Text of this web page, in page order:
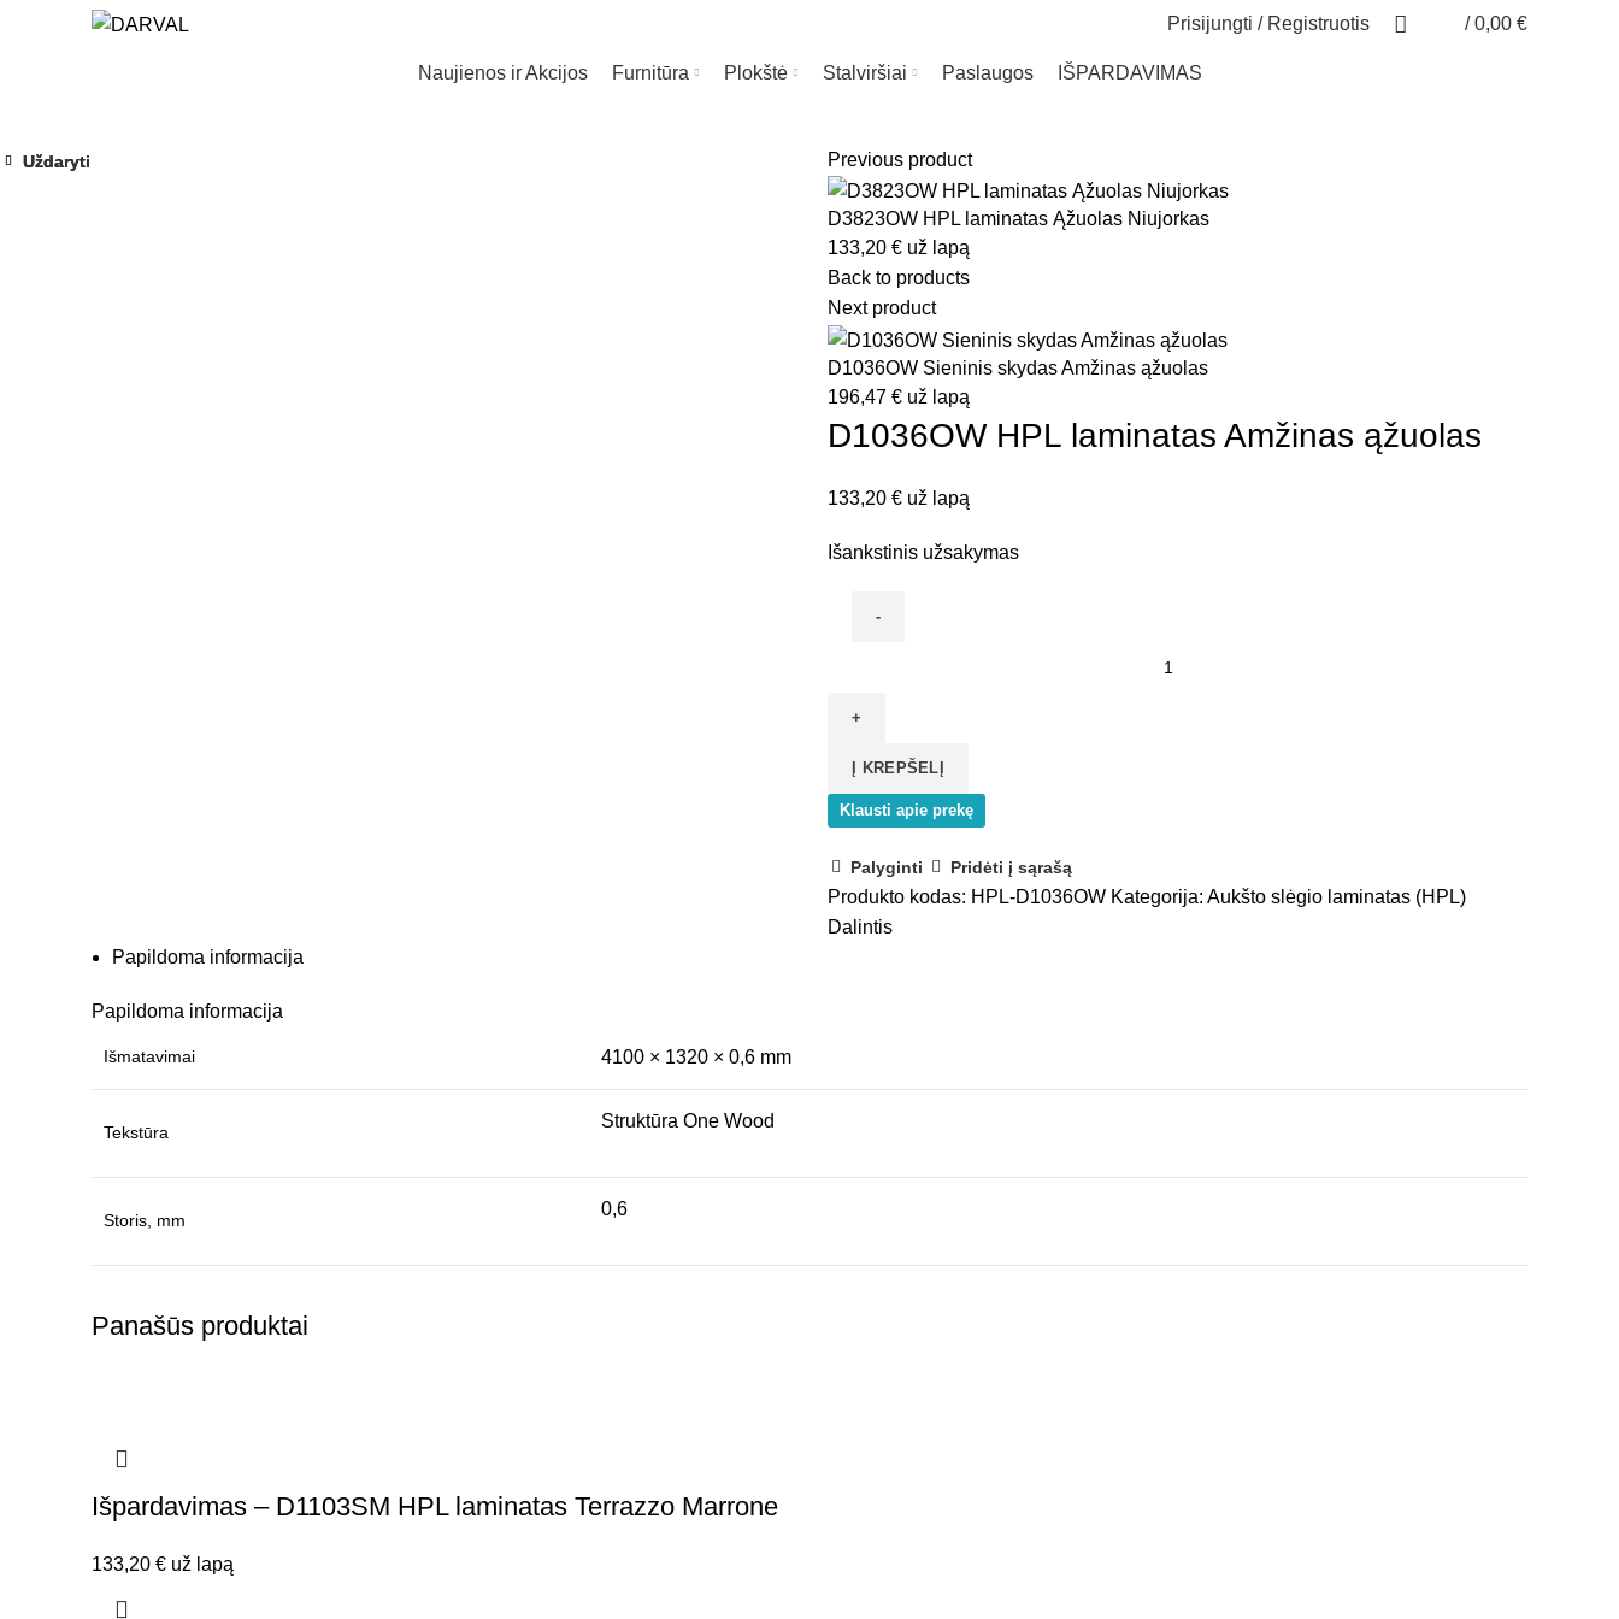
Prisijungti / Registruotis / 0,00 €
Naujienos ir Akcijos Furnitūra Plokštė Stalviršiai Paslaugos IŠPARDAVIMAS
Previous product
D3823OW HPL laminatas Ąžuolas Niujorkas
133,20 € už lapą
Back to products
Next product
D1036OW Sieninis skydas Amžinas ąžuolas
196,47 € už lapą
D1036OW HPL laminatas Amžinas ąžuolas
133,20 € už lapą
Išankstinis užsakymas
D1036OW
laminatas
Amžinas
Į KREPŠELĮ
Klausti apie prekę
Palyginti Pridėti į sąrašą
Produkto kodas: HPL-D1036OW Kategorija: Aukšto slėgio laminatas (HPL)
Dalintis
Papildoma informacija
Papildoma informacija
Išmatavimai 4100 × 1320 × 0,6 mm
Tekstūra
Struktūra One Wood
Storis, mm
0,6
Panašūs produktai
Uždaryti
Išpardavimas – D1103SM HPL laminatas Terrazzo Marrone
133,20 € už lapą
Uždaryti
Uždaryti